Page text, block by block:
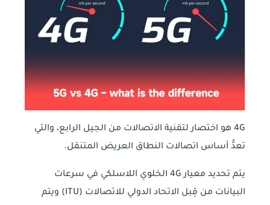
4G هو اختصار لتقنية الاتصالات من الجيل الرابع، والتي
تعدُّ أساس اتصالات النطاق العريض المتنقل.
يتم تحديد معيار 4G الخلوي اللاسلكي في سرعات
البيانات من قِبل الاتحاد الدولي للاتصالات (ITU) ويتم